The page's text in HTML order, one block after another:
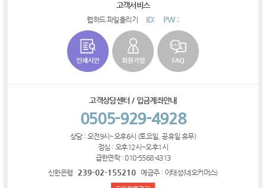
고객서비스
웹하드 파일올리기 ID: PW :
고객상담센터 / 입금계좌안내
0505-929-4928
상담 : 오전9시~오후6시 (토요일, 공휴일 휴무)
점심 : 오후12시~오후1시
급한연락 : 010-5568-4313
신한은행
239-02-155210 예금주 : 이태성(네오커머스)